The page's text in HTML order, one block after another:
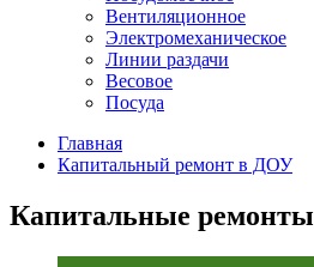
Вентиляционное
Электромеханическое
Линии раздачи
Весовое
Посуда
Главная
Капитальный ремонт в ДОУ
Капитальные ремонты